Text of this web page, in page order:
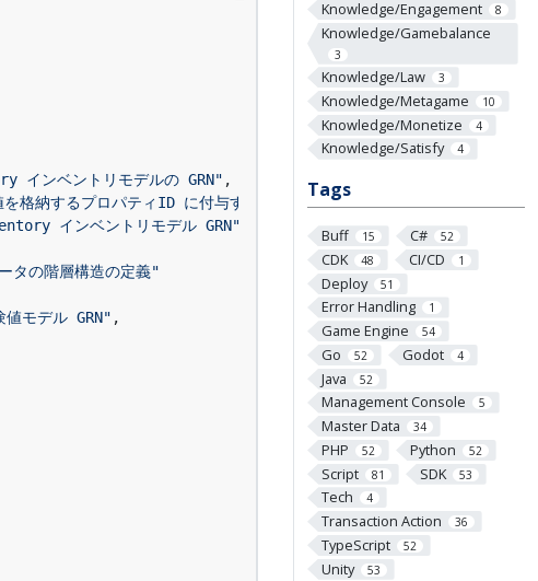
Knowledge/Engagement 8
Knowledge/Gamebalance
3
Knowledge/Law 3
Knowledge/Metagame 10
Knowledge/Monetize 4
Knowledge/Satisfy 4
Tags
Buff 15 C# 52
CDK 48 CI/CD 1
Deploy 51
Error Handling 1
Game Engine 54
Go 52 Godot 4
Java 52
Management Console 5
Master Data 34
PHP 52 Python 52
Script 81 SDK 53
Tech 4
Transaction Action 36
TypeScript 52
Unity 53
ンベントリモデルの GRN" ,
納するプロパティID に付与するサフィックス",
インベントリモデル GRN"
タの階層構造の定義"
モデル GRN" ,